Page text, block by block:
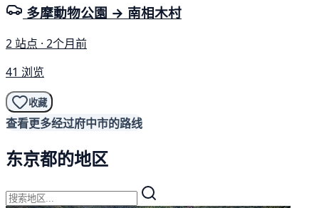
多摩動物公園 → 南相木村
2 站点 · 2个月前
41 浏览
收藏
查看更多经过府中市的路线
东京都的地区